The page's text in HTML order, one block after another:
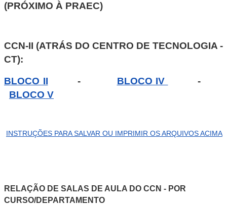
(PRÓXIMO À PRAEC)
CCN-II (ATRÁS DO CENTRO DE TECNOLOGIA -
CT):
BLOCO II - BLOCO IV
-
BLOCO V
INSTRUÇÕES PARA SALVAR OU IMPRIMIR OS ARQUIVOS ACIMA
RELAÇÃO DE SALAS DE AULA DO CCN - POR
CURSO/DEPARTAMENTO